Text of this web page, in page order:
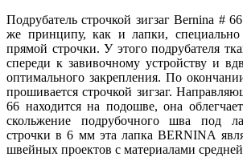
Подрубатель строчкой зигзаг Bernina #
же принципу, как и лапки, специально
прямой строчки. У этого подрубателя
спереди к завивочному устройству и
оптимального закрепления. По
прошивается строчкой зигзаг.
66 находится на подошве, она облегчает
скольжение подрубочного шва под
строчки в 6 мм эта лапка BERNINA
швейных проектов с материалами